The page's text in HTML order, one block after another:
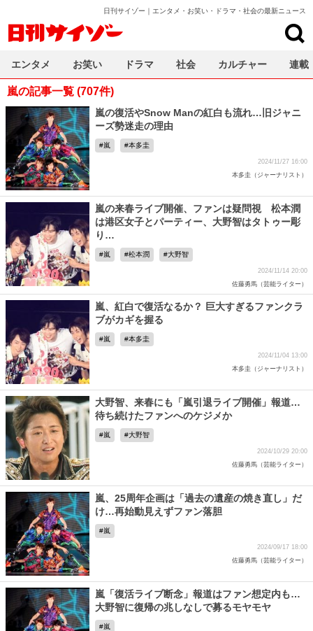
日刊サイゾー｜エンタメ・お笑い・ドラマ・社会の最新ニュース
嵐の記事一覧 (707件)
嵐の復活やSnow Manの紅白も流れ…旧ジャニ
ーズ勢迷走の理由
嵐 本多圭
2024/11/27 16:00
本多圭（ジャーナリスト）
嵐の来春ライブ開催、ファンは疑問視 松本潤
は港区女子とパーティー、大野智はタトゥー彫
り…
嵐 松本潤 大野智
2024/11/14 20:00
佐藤勇馬（芸能ライター）
嵐、紅白で復活なるか？ 巨大すぎるファンクラ
ブがカギを握る
嵐 本多圭
2024/11/04 13:00
本多圭（ジャーナリスト）
大野智、来春にも「嵐引退ライブ開催」報道…
待ち続けたファンへのケジメか
嵐 大野智
2024/10/29 20:00
佐藤勇馬（芸能ライター）
嵐、25周年企画は「過去の遺産の焼き直し」だ
け…再始動見えずファン落胆
嵐
2024/09/17 18:00
佐藤勇馬（芸能ライター）
嵐「復活ライブ断念」報道はファン想定内も…
大野智に復帰の兆しなしで募るモヤモヤ
嵐
エンタメ お笑い ドラマ 社会 カルチャー 連載